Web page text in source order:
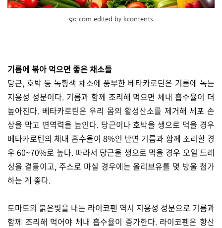
gq.com edited by kcontents
기름에 볶아 먹으면 좋은 채소들
당근, 호박 등 녹황색 채소에 풍부한 베타카로틴은 기름에 녹는
지용성 성분이다. 기름과 함께 조리해 먹으면 체내 흡수율이 더
높아진다. 베타카로틴은 우리 몸의 활성산소를 제거해 세포 손
상을 막고 면역력을 높인다. 당근이나 호박을 생으로 먹을 경우
베타카로틴의 체내 흡수율이 8%인 반면 기름과 함께 조리할 경
우 60~70%로 높다. 따라서 당근을 생으로 먹을 경우 오일 드레
싱을 곁들이고, 주스로 마실 경우에는 올리브유를 몇 방울 첨가
하는 게 좋다.
토마토의 붉은빛을 내는 라이코펜 역시 지용성 성분으로 기름과
함께 조리해 먹어야 체내 흡수율이 증가한다. 라이코펜은 항산